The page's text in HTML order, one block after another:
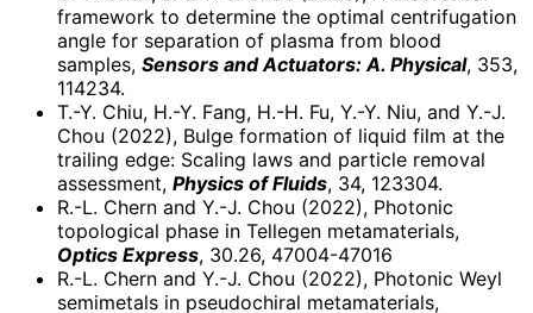
framework to determine the optimal centrifugation
angle for separation of plasma from blood
samples, Sensors and Actuators: A. Physical, 353,
114234.
T.-Y. Chiu, H.-Y. Fang, H.-H. Fu, Y.-Y. Niu, and Y.-J.
Chou (2022), Bulge formation of liquid film at the
trailing edge: Scaling laws and particle removal
assessment, Physics of Fluids, 34, 123304.
R.-L. Chern and Y.-J. Chou (2022), Photonic
topological phase in Tellegen metamaterials,
Optics Express, 30.26, 47004-47016
R.-L. Chern and Y.-J. Chou (2022), Photonic Weyl
semimetals in pseudochiral metamaterials,